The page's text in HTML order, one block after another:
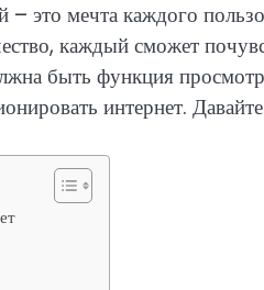
это мечта каждого
каждый сможет
быть функция
интернет. Давайте